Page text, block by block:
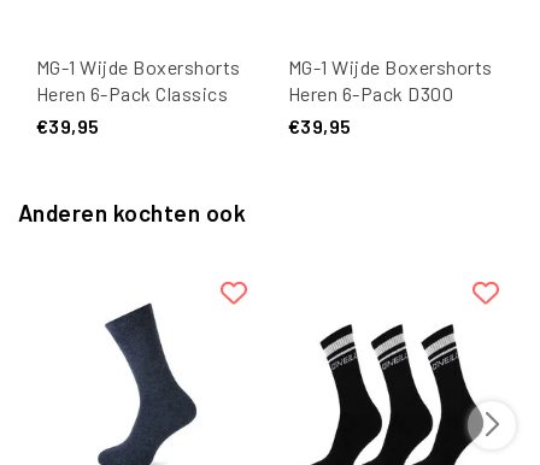
MG-1 Wijde Boxershorts
Heren 6-Pack Classics
Multipack
€39,95
MG-1 Wijde Boxershorts
Heren 6-Pack D300
Assorti Multipack
€39,95
Anderen kochten ook